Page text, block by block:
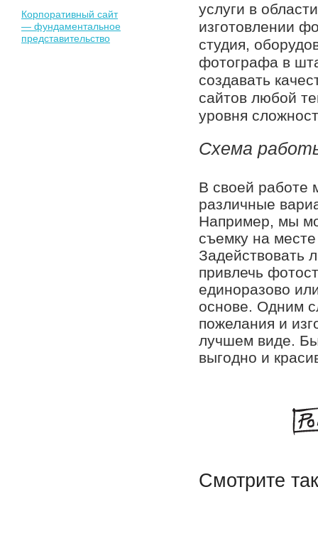
услуги в
изготовлении
студия,
фотографа в
создавать
сайтов любой
уровня
Схема
В своей работе
различные
Например, мы
съемку на
Задействовать
привлечь
единоразово
основе. Одним
пожелания и
лучшем виде.
выгодно и
Смотрите
Корпоративный сайт
— фундаментальное
представительство